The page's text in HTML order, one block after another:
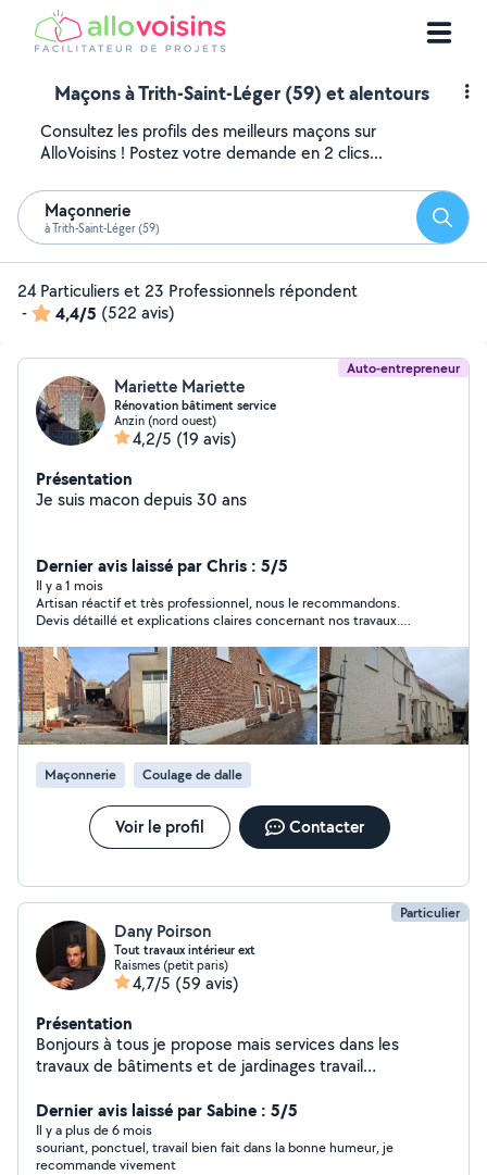
Maçons à Trith-Saint-Léger (59) et alentours
Consultez les profils des meilleurs maçons sur
AlloVoisins ! Postez votre demande en 2 clics...
Maçonnerie
à Trith-Saint-Léger (59)
24 Particuliers et 23 Professionnels répondent
-
4,4/5 (522 avis)
Auto-entrepreneur
Mariette Mariette
Rénovation bâtiment service
Anzin (nord ouest)
4,2/5 (19 avis)
Présentation
Je suis macon depuis 30 ans
Dernier avis laissé par Chris : 5/5
Il y a 1 mois
Artisan réactif et très professionnel, nous le recommandons.
Devis détaillé et explications claires concernant nos travaux.
Maçonnerie Coulage de dalle
Voir le profil Contacter
Particulier
Dany Poirson
Tout travaux intérieur ext
Raismes (petit paris)
4,7/5 (59 avis)
Présentation
Bonjours à tous je propose mais services dans les
travaux de bâtiments et de jardinages travail
pour toute demande merci
Dernier avis laissé par Sabine : 5/5
Il y a plus de 6 mois
souriant, ponctuel, travail bien fait dans la bonne humeur, je
recommande vivement